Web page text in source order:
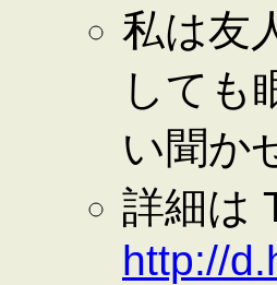
私は友
しても
い聞か
詳細は
http://